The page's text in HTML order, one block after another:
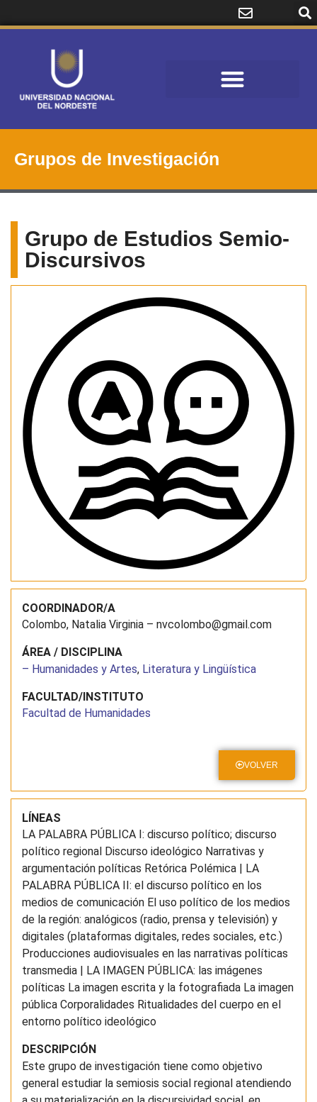
Grupos de Investigación
Grupo de Estudios Semio-
Discursivos
COORDINADOR/A
Colombo, Natalia Virginia – nvcolombo@gmail.com
ÁREA / DISCIPLINA
– Humanidades y Artes, Literatura y Lingüística
FACULTAD/INSTITUTO
Facultad de Humanidades
VOLVER
LÍNEAS
LA PALABRA PÚBLICA I: discurso político; discurso
político regional Discurso ideológico Narrativas y
argumentación políticas Retórica Polémica | LA
PALABRA PÚBLICA II: el discurso político en los
medios de comunicación El uso político de los medios
de la región: analógicos (radio, prensa y televisión) y
digitales (plataformas digitales, redes sociales, etc.)
Producciones audiovisuales en las narrativas políticas
transmedia | LA IMAGEN PÚBLICA: las imágenes
políticas La imagen escrita y la fotografiada La imagen
pública Corporalidades Ritualidades del cuerpo en el
entorno político ideológico
DESCRIPCIÓN
Este grupo de investigación tiene como objetivo
general estudiar la semiosis social regional atendiendo